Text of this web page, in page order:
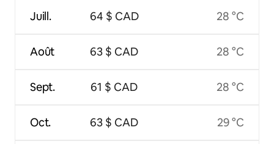
Juill.
Août
Sept.
Oct.
64 $ CAD
63 $ CAD
61 $ CAD
63 $ CAD
28 °C
28 °C
28 °C
29 °C